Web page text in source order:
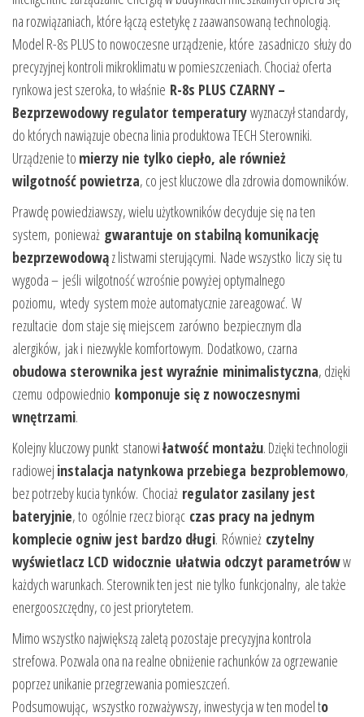
na rozwiązaniach, które łączą estetykę z zaawansowaną technologią.
Model R-8s PLUS to nowoczesne urządzenie, które zasadniczo służy do
precyzyjnej kontroli mikroklimatu w pomieszczeniach. Chociaż oferta
rynkowa jest szeroka, to właśnie R-8s PLUS CZARNY –
Bezprzewodowy regulator temperaturywyznaczył standardy,
do których nawiązuje obecna linia produktowa TECH Sterowniki.
Urządzenie to mierzy nie tylko ciepło, ale również
wilgotność powietrza, co jest kluczowe dla zdrowia domowników.
Prawdę powiedziawszy, wielu użytkowników decyduje się na ten
system, ponieważ gwarantuje on stabilną komunikację
bezprzewodowąz listwami sterującymi. Nade wszystko liczy się tu
wygoda – jeśli wilgotność wzrośnie powyżej optymalnego
poziomu, wtedy system może automatycznie zareagować. W
rezultacie dom staje się miejscem zarówno bezpiecznym dla
alergików, jak i niezwykle komfortowym. Dodatkowo, czarna
obudowa sterownika jest wyraźnie minimalistyczna, dzięki
czemu odpowiednio komponuje się z nowoczesnymi
wnętrzami.
Kolejny kluczowy punkt stanowiłatwość montażu. Dzięki technologii
radiowej instalacja natynkowa przebiega bezproblemowo,
bez potrzeby kucia tynków. Chociaż regulator zasilany jest
bateryjnie, to ogólnie rzecz biorąc czas pracy na jednym
komplecie ogniw jest bardzo długi. Również czytelny
wyświetlacz LCD widocznie ułatwia odczyt parametróww
każdych warunkach. Sterownik ten jest nie tylko funkcjonalny, ale także
energooszczędny, co jest priorytetem.
Mimo wszystko największą zaletą pozostaje precyzyjna kontrola
strefowa. Pozwala ona na realne obniżenie rachunków za ogrzewanie
poprzez unikanie przegrzewania pomieszczeń.
Podsumowując, wszystko rozważywszy, inwestycja w ten model to